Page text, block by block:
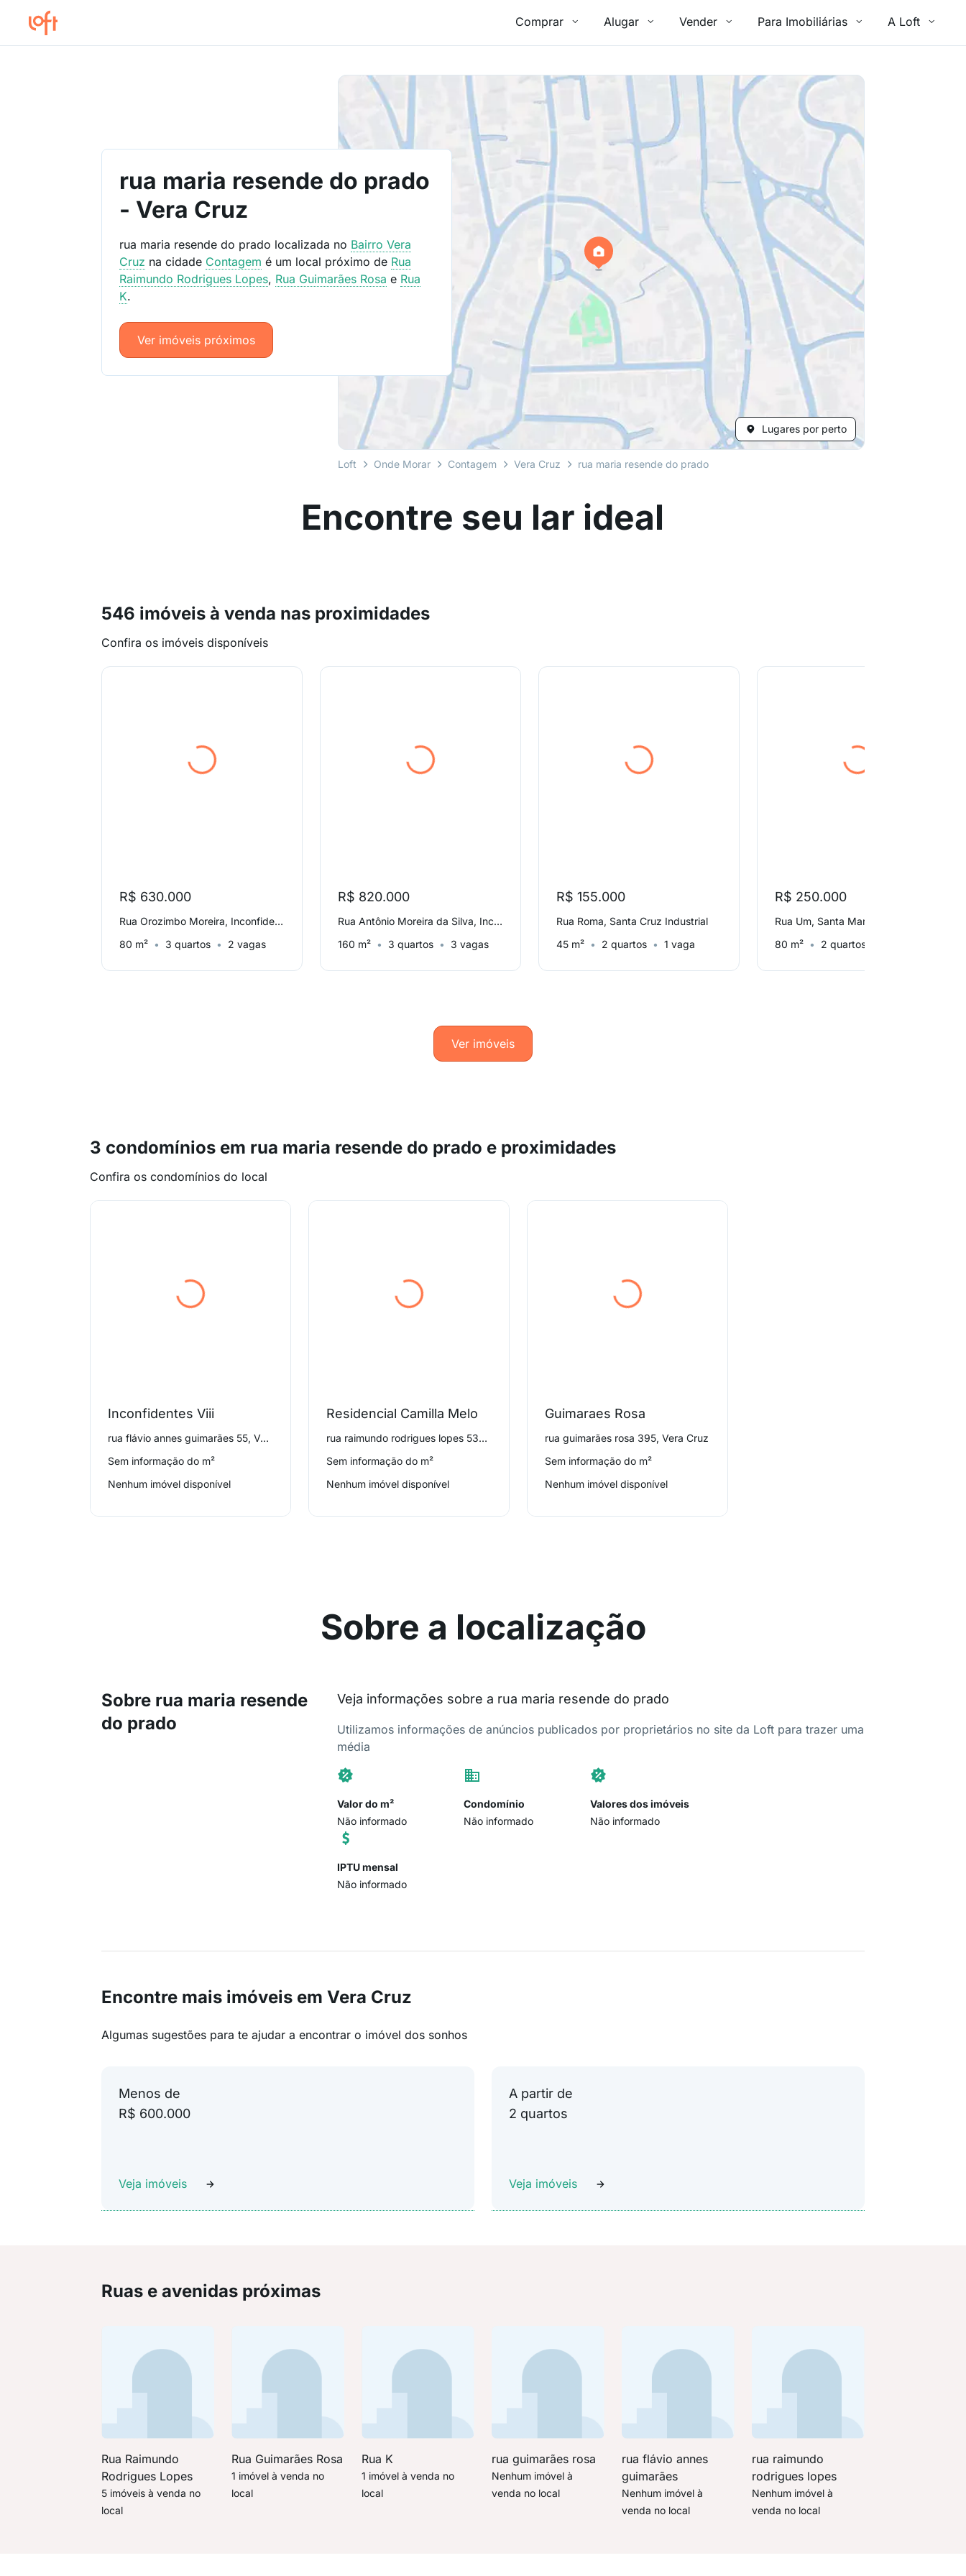
Comprar Alugar Vender Para Imobiliárias A Loft
Lugares por perto
Loft Onde Morar Contagem Vera Cruz rua maria resende do prado
rua maria resende do prado
- Vera Cruz
rua maria resende do prado localizada no BairroVera
Cruz na cidade Contagem é um local próximo de Rua
Raimundo Rodrigues Lopes, Rua Guimarães Rosa e Rua
K.
Ver imóveis próximos
Encontre seu lar ideal
546 imóveis à venda nas proximidades
Confira os imóveis disponíveis
R$ 630.000
Rua Orozimbo Moreira, Inconfidentes
80 m²
3 quartos 2 vagas
R$ 820.000
Rua Antônio Moreira da Silva, Inconfidentes
160 m²
3 quartos 3 vagas
R$ 155.000
Rua Roma, Santa Cruz Industrial
45 m²
2 quartos 1 vaga
R$ 250.000
Rua Um, Santa Maria
80 m²
2 quartos
Ver imóveis
3 condomínios em rua maria resende do prado e proximidades
Confira os condomínios do local
Inconfidentes Viii
rua flávio annes guimarães 55, Vera Cruz
Sem informação do m²
Nenhum imóvel disponível
Residencial Camilla Melo
rua raimundo rodrigues lopes 535, Vera Cruz
Sem informação do m²
Nenhum imóvel disponível
Guimaraes Rosa
rua guimarães rosa 395, Vera Cruz
Sem informação do m²
Nenhum imóvel disponível
Sobre a localização
Sobre rua maria resende
do prado
Veja informações sobre a rua maria resende do prado
Utilizamos informações de anúncios publicados por proprietários no site da Loft para trazer uma
média
Valor do m²
Não informado
Condomínio
Não informado
Valores dos imóveis
Não informado
IPTU mensal
Não informado
Encontre mais imóveis em Vera Cruz
Algumas sugestões para te ajudar a encontrar o imóvel dos sonhos
Menos de
R$ 600.000
Veja imóveis
A partir de
2 quartos
Veja imóveis
Ruas e avenidas próximas
Rua Raimundo
Rodrigues Lopes
5 imóveis à venda no
local
Rua Guimarães Rosa
1 imóvel à venda no
local
Rua K
1 imóvel à venda no
local
rua guimarães rosa
Nenhum imóvel à
venda no local
rua flávio annes
guimarães
Nenhum imóvel à
venda no local
rua raimundo
rodrigues lopes
Nenhum imóvel à
venda no local